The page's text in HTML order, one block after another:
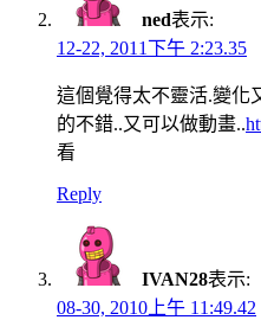
ned表示:
12-22, 2011下午 2:23.35
這個覺得太不靈活.變化
的不錯..又可以做動畫..
看
Reply
IVAN28表示:
08-30, 2010上午 11:49.42